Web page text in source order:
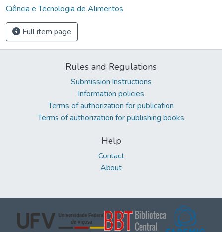
Ciência e Tecnologia de Alimentos
Full item page
Rules and Regulations
Submission Instructions
Information policies
Terms of authorization for publication
Terms of authorization for publishing books
Help
Contact
About